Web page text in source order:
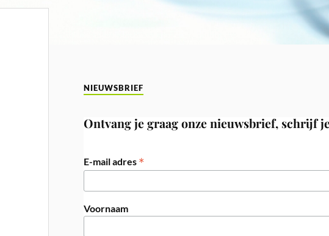
NIEUWSBRIEF
Ontvang je graag onze nieuwsbrief, schrijf
E-mail adres *
Voornaam